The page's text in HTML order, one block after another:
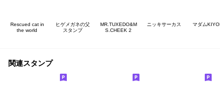
Rescued cat in
the world
ヒゲメガネの父
スタンプ
MR.TUXEDO&M
S.CHEEK 2
ニッキサーカス マダム
関連スタンプ